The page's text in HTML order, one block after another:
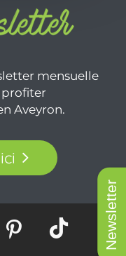
Newsletter
mensuelle
profiter
Aveyron.